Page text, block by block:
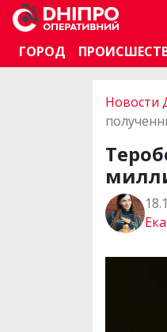
ГОРОД
Новости